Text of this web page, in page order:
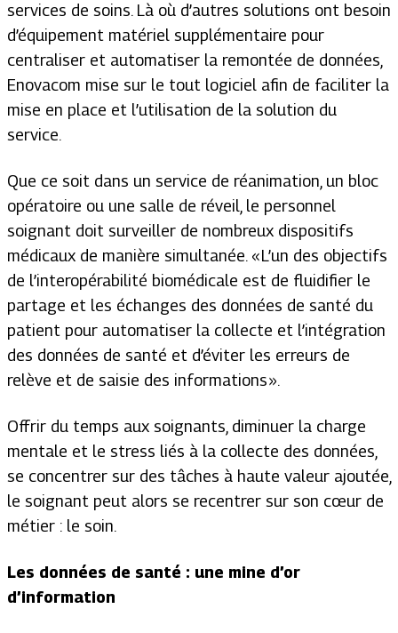
services de soins. Là où d’autres solutions ont besoin
d’équipement matériel supplémentaire pour
centraliser et automatiser la remontée de données,
Enovacom mise sur le tout logiciel afin de faciliter la
mise en place et l’utilisation de la solution du
service.
Que ce soit dans un service de réanimation, un bloc
opératoire ou une salle de réveil, le personnel
soignant doit surveiller de nombreux dispositifs
médicaux de manière simultanée. «L’un des objectifs
de l’interopérabilité biomédicale est de fluidifier le
partage et les échanges des données de santé du
patient pour automatiser la collecte et l’intégration
des données de santé et d’éviter les erreurs de
relève et de saisie des informations ».
Offrir du temps aux soignants, diminuer la charge
mentale et le stress liés à la collecte des données,
se concentrer sur des tâches à haute valeur ajoutée,
le soignant peut alors se recentrer sur son cœur de
métier : le soin.
Les données de santé : une mine d’or
d’information